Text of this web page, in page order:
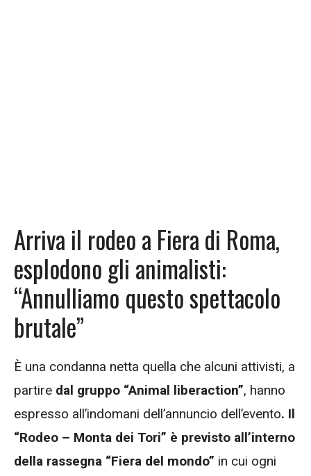
Arriva il rodeo a Fiera di Roma,
esplodono gli animalisti:
“Annulliamo questo spettacolo
brutale”
È una condanna netta quella che alcuni attivisti, a
partire dal gruppo “Animal liberaction”, hanno
espresso all’indomani dell’annuncio dell’evento. Il
“Rodeo – Monta dei Tori” è previsto all’interno
della rassegna “Fiera del mondo” in cui ogni